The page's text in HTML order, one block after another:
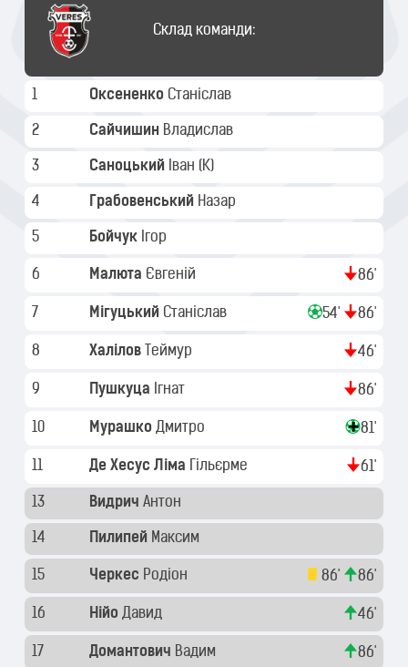
Склад команди:
1 Оксененко Станіслав
2 Сайчишин Владислав
3 Саноцький Іван (K)
4 Грабовенський Назар
5 Бойчук Ігор
6 Малюта Євгеній 86'
7 Мігуцький Станіслав 54' 86'
8 Халілов Теймур 46'
9 Пушкуца Ігнат 86'
10 Мурашко Дмитро 81'
11 Де Хесус Ліма Гільєрме 61'
13 Видрич Антон
14 Пилипей Максим
15 Черкес Родіон 86' 86'
16 Нійо Давид 46'
17 Домантович Вадим 86'